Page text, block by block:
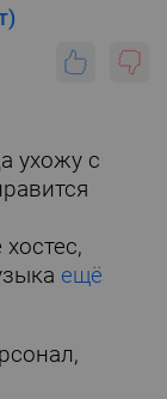
ухожу с
ещё